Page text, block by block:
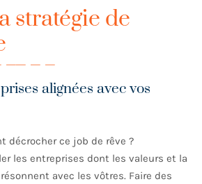
stratégie de
alignées avec vos
décrocher ce job de rêve ?
les entreprises dont les valeurs et la
avec les vôtres. Faire des